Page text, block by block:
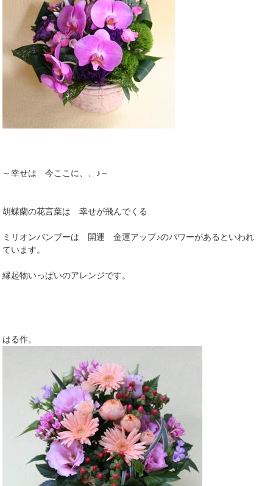
～幸せは 今ここに、、♪～
胡蝶蘭の花言葉は 幸せが飛んでくる
ミリオンバンブーは 開運 金運アップ♪のパワーがあるといわれ
ています。
縁起物いっぱいのアレンジです。
はる作。